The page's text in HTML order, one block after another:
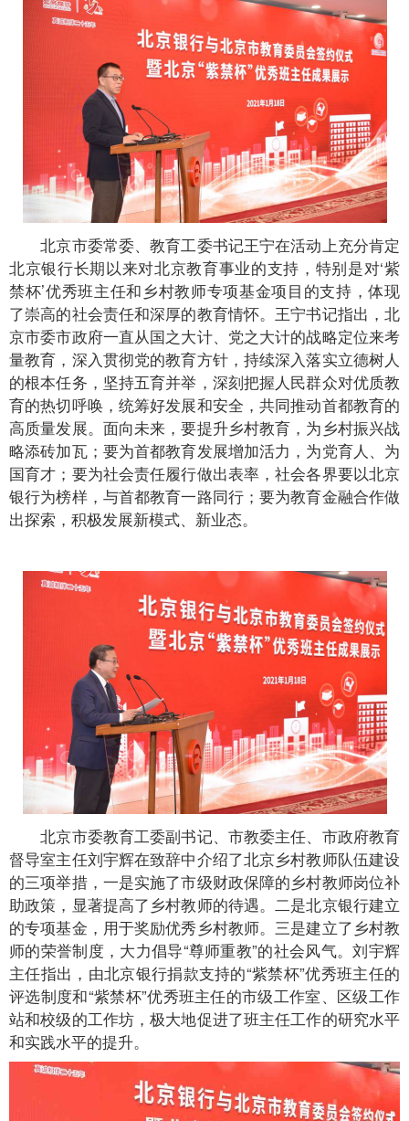
北京市委常委、教育工委书记王宁在活动上充分肯定
北京银行长期以来对北京教育事业的支持，特别是对‘紫
禁杯’优秀班主任和乡村教师专项基金项目的支持，体现
了崇高的社会责任和深厚的教育情怀。王宁书记指出，北
京市委市政府一直从国之大计、党之大计的战略定位来考
量教育，深入贯彻党的教育方针，持续深入落实立德树人
的根本任务，坚持五育并举，深刻把握人民群众对优质教
育的热切呼唤，统筹好发展和安全，共同推动首都教育的
高质量发展。面向未来，要提升乡村教育，为乡村振兴战
略添砖加瓦；要为首都教育发展增加活力，为党育人、为
国育才；要为社会责任履行做出表率，社会各界要以北京
银行为榜样，与首都教育一路同行；要为教育金融合作做
出探索，积极发展新模式、新业态。
北京市委教育工委副书记、市教委主任、市政府教育
督导室主任刘宇辉在致辞中介绍了北京乡村教师队伍建设
的三项举措，一是实施了市级财政保障的乡村教师岗位补
助政策，显著提高了乡村教师的待遇。二是北京银行建立
的专项基金，用于奖励优秀乡村教师。三是建立了乡村教
师的荣誉制度，大力倡导“尊师重教”的社会风气。刘宇辉
主任指出，由北京银行捐款支持的“紫禁杯”优秀班主任的
评选制度和“紫禁杯”优秀班主任的市级工作室、区级工作
站和校级的工作坊，极大地促进了班主任工作的研究水平
和实践水平的提升。